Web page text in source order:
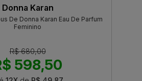
Donna Karan
De Donna Karan Eau De Parfum
Feminino
R$ 680,00
598,50